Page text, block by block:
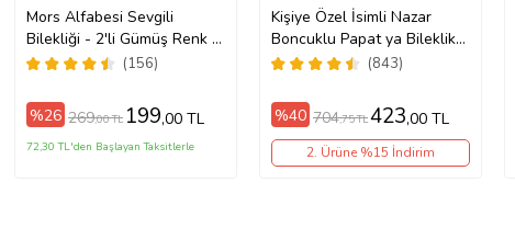
Mors Alfabesi Sevgili
Bilekliği - 2'li Gümüş Renk +
(1 Adet Hediye Bileklik)
(156)
%26 269,00 TL 199,00 TL
72,30 TL'den Başlayan Taksitlerle
Kişiye Özel İsimli Nazar
Boncuklu Papat ya Bileklik
bbb07 (Altın) (843)
%40 704,75 TL423,00 TL
2. Ürüne %15 İndirim